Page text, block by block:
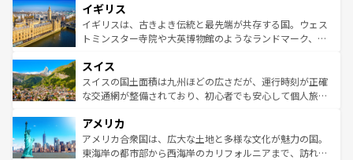
いる。シャンパンの発祥地であるランス、プロヴァンスの
香り高いラベンダー畑など、多彩な楽しみ方が可能だ。さ
らに、パリ以外の地域にも魅力が溢れており、どの街角に
れる地方に足を運ぶとそれぞれで全く異なる文化を体験で
きるだろう。 なお、新着のフランス情報はコンテンツ一覧
を参照してほしい。
顔を持つこの国は、どこを歩いても飽きることがない。ベ
ルリンの文化的活気、バイエルン州のアルプスの絶景、そ
してライン川沿いのワイン畑といった風景は必見。ビール
は、お酒好きな人にはぜひ体験してほしい。 なお、新着の
ドイツ情報はコンテンツ一覧を参照してほしい。
イギリス
イギリスは、古きよき伝統と最先端が共存する国。ウェス
トミンスター寺院や大英博物館のようなランドマーク、歴
リアごとに異なる魅力がある。また、優雅なアフタヌーン
ティー、ビール好きにはたまらない英国パブ、サッカー観
戦など、本場だからこそできる体験も豊富。イギリスを旅
ンツ一覧を参照してほしい。
スイス
スイスの国土面積は九州ほどの広さだが、運行時刻が正確
な交通網が整備されており、初心者でも安心して個人旅行
の建物がそのまま残る町や、スイスならではのユニークな
博物館もあり、アルプス観光だけでなく町歩きも満喫する
ことができる。国民の所得が高いため物価も高いが、旅行
アメリカ
アメリカ合衆国は、広大な土地と多様な文化が魅力の国。
東海岸の都市部から西海岸のカリフォルニアまで、訪れる